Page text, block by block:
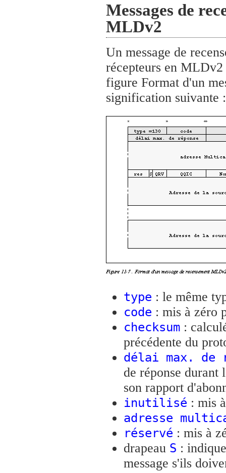
Messages de
MLDv2
Un message de
récepteurs en MLDv2
figure Format d'un
signification suivante :
type : le même
code : mis à zéro
checksum :
précédente du
délai max. de
de réponse durant
son rapport
inutilisé : mis
adresse
réservé : mis à
drapeau S :
message s'ils